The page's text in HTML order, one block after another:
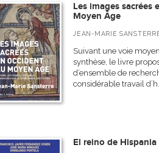
Les images sacrées
Moyen Âge
JEAN-MARIE
Suivant une voie
synthèse, le livre
d’ensemble de
considérable travail
El reino de Hispania